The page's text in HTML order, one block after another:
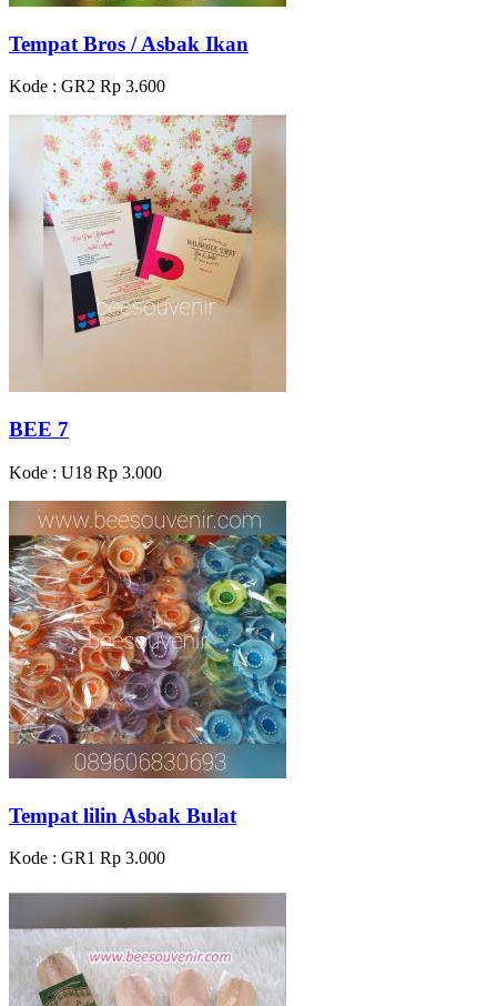
Tempat Bros / Asbak Ikan
Kode : GR2 Rp 3.600
BEE 7
Kode : U18 Rp 3.000
Tempat lilin Asbak Bulat
Kode : GR1 Rp 3.000